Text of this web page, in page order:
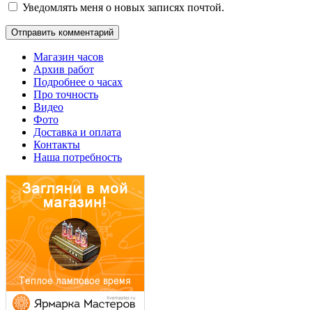
Уведомлять меня о новых записях почтой.
Магазин часов
Архив работ
Подробнее о часах
Про точность
Видео
Фото
Доставка и оплата
Контакты
Наша потребность